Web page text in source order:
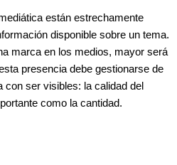
están estrechamente
disponible sobre un tema.
marca en los medios, mayor será
presencia debe gestionarse de
ser visibles: la calidad del
como la cantidad.